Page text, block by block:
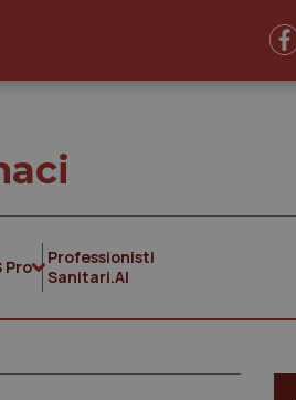
Pro
Professionisti
Sanitari.AI